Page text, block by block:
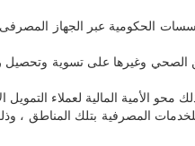
الحكومية عبر الجهاز المصرفى
الصحي وغيرها على تسوية وتحصيل
الأمية المالية لعملاء التمويل
المصرفية بتلك المناطق ،